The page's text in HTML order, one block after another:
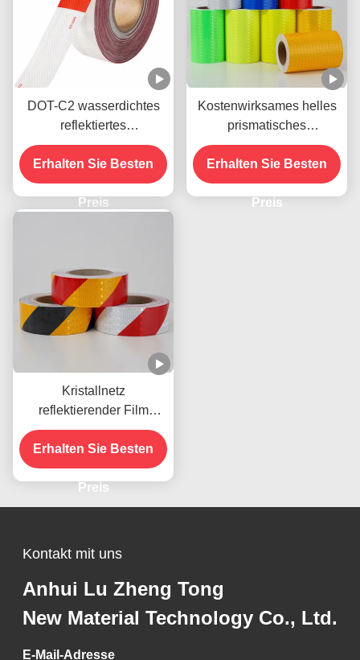
DOT-C2 wasserdichtes
reflektiertes
Sicherheitsband in rot-
weißem Farbschatten
Kleber für Anhänger
Verkehrszeichen Produkt
Erhalten Sie Besten
Preis
Kostenwirksames helles
prismatisches
Honigbaum-
Reflexionsband für die
Sicherheitsmarkierung
Erhalten Sie Besten
Preis
Kristallnetz
reflektierender Film
Aufkleber
selbstklebendes Gitter
reflektierendes Vinyl für
Straßenschilder
Erhalten Sie Besten
Preis
Kontakt mit uns
Anhui Lu Zheng Tong
New Material Technology Co., Ltd.
E-Mail-Adresse